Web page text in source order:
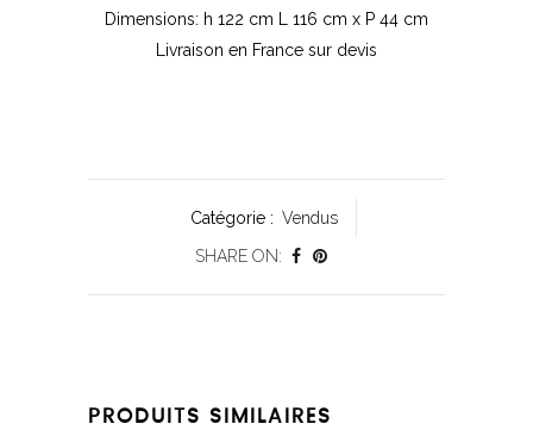
Dimensions: h 122 cm L 116 cm x P 44 cm
Livraison en France sur devis
Catégorie : Vendus
SHARE ON:
PRODUITS SIMILAIRES